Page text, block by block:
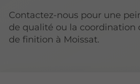
Contactez-nous pour une
de qualité ou la coordination
de finition à Moissat.